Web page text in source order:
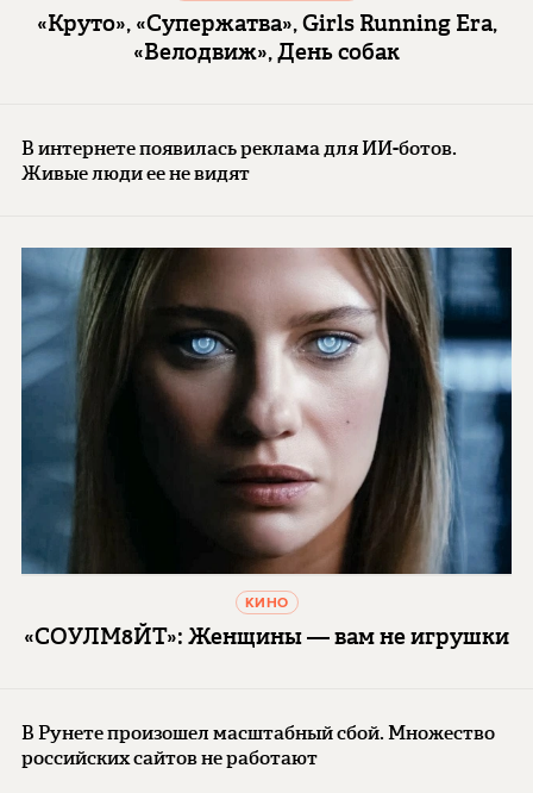
«Круто», «Супержатва», Girls Running Era,
«Велодвиж», День собак
В интернете появилась реклама для ИИ-ботов.
Живые люди ее не видят
КИНО
«СОУЛМ8ЙТ»: Женщины — вам не игрушки
В Рунете произошел масштабный сбой. Множество
российских сайтов не работают